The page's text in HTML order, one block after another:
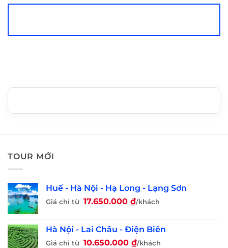
TOUR MỚI
Huế - Hà Nội - Hạ Long - Lạng Sơn
Giá chỉ từ 17.650.000 ₫/khách
Hà Nội - Lai Châu - Điện Biên
Giá chỉ từ 10.650.000 ₫/khách